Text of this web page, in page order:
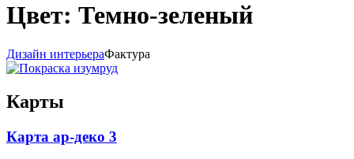
Цвет: Темно-зеленый
Дизайн интерьераФактура
Карты
Карта ар-деко 3